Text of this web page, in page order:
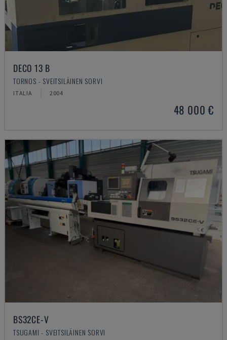
DECO 13 B
TORNOS - SVEITSILÄINEN SORVI
ITALIA 2004
48 000 €
BS32CE-V
TSUGAMI - SVEITSILÄINEN SORVI